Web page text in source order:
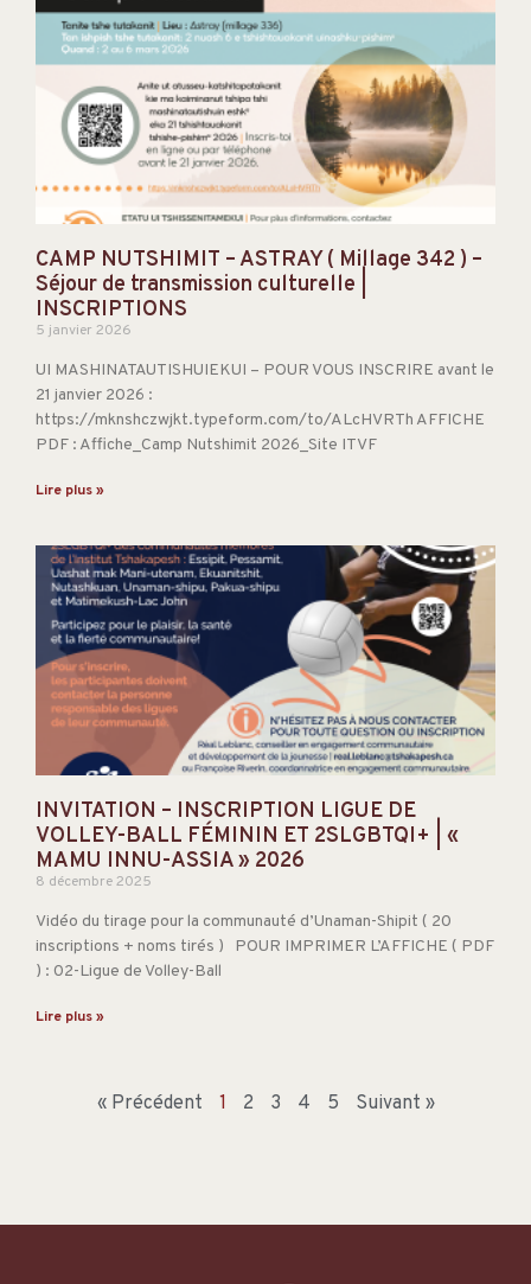
CAMP NUTSHIMIT – ASTRAY ( Millage 342 ) –
Séjour de transmission culturelle |
INSCRIPTIONS
5 janvier 2026
UI MASHINATAUTISHUIEKUI – POUR VOUS INSCRIRE avant le
21 janvier 2026 :
https://mknshczwjkt.typeform.com/to/ALcHVRTh AFFICHE
PDF : Affiche_Camp Nutshimit 2026_Site ITVF
Lire plus »
INVITATION – INSCRIPTION LIGUE DE
VOLLEY-BALL FÉMININ ET 2SLGBTQI+ | «
MAMU INNU-ASSIA » 2026
8 décembre 2025
Vidéo du tirage pour la communauté d’Unaman-Shipit ( 20
inscriptions + noms tirés ) POUR IMPRIMER L’AFFICHE ( PDF
) : 02-Ligue de Volley-Ball
Lire plus »
« Précédent 1 2 3 4 5 Suivant »